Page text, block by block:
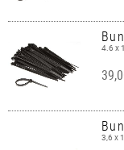
4.6 x
3,6 x